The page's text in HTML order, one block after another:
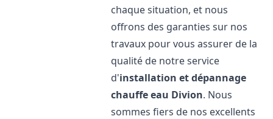
chaque situation, et nous
offrons des garanties sur nos
travaux pour vous assurer de la
qualité de notre service
d'installation et dépannage
chauffe eau Divion. Nous
sommes fiers de nos excellents